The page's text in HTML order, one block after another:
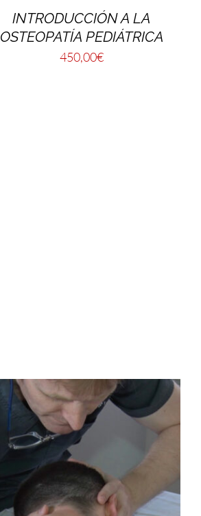
INTRODUCCIÓN A LA
OSTEOPATÍA PEDIÁTRICA
450,00€